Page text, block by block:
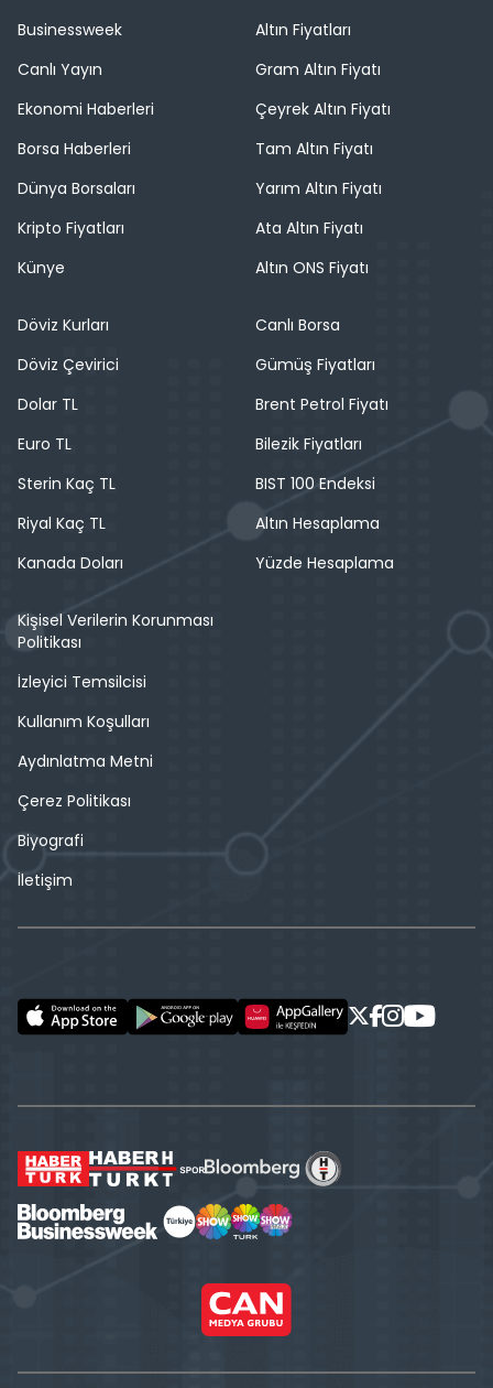
Businessweek
Canlı Yayın
Ekonomi Haberleri
Borsa Haberleri
Dünya Borsaları
Kripto Fiyatları
Künye
Altın Fiyatları
Gram Altın Fiyatı
Çeyrek Altın Fiyatı
Tam Altın Fiyatı
Yarım Altın Fiyatı
Ata Altın Fiyatı
Altın ONS Fiyatı
Döviz Kurları
Döviz Çevirici
Dolar TL
Euro TL
Sterin Kaç TL
Riyal Kaç TL
Kanada Doları
Canlı Borsa
Gümüş Fiyatları
Brent Petrol Fiyatı
Bilezik Fiyatları
BIST 100 Endeksi
Altın Hesaplama
Yüzde Hesaplama
Kişisel Verilerin Korunması
Politikası
İzleyici Temsilcisi
Kullanım Koşulları
Aydınlatma Metni
Çerez Politikası
Biyografi
İletişim